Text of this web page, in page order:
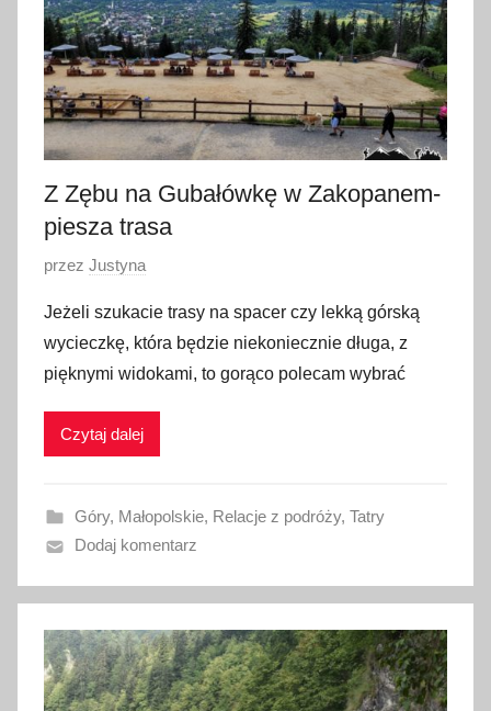
a
0
2
4
Z Zębu na Gubałówkę w Zakopanem-
piesza trasa
O
u
b
l
i
a
n
8
s
i
e
przez Justyna
Jeżeli szukacie trasy na spacer czy lekką górską
wycieczkę, która będzie niekoniecznie długa, z
pięknymi widokami, to gorąco polecam wybrać
Czytaj dalej
Góry, Małopolskie, Relacje z podróży, Tatry
Dodaj komentarz